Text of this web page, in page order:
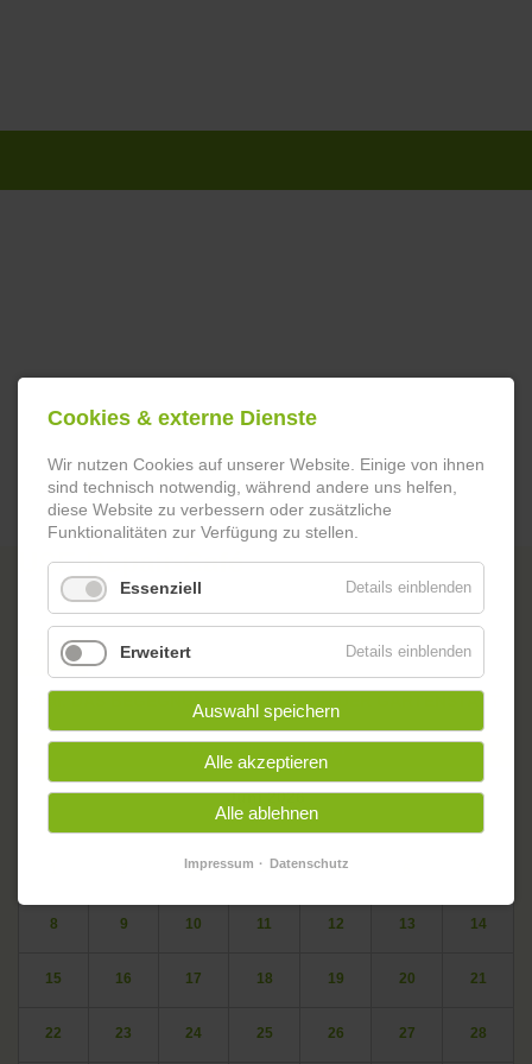
USE-Repair-Café
Zurück
oskar. DAS BEGEGNUNGSZENTRUM IN DER GARTENSTADT
< Juni 2026 >
Mo So
3 4 5
8 9 10 11 12 13 14
15 16 17 18 19 20 21
22 23 24 25 26 27 28
Cookies & externe Dienste
Wir nutzen Cookies auf unserer Website. Einige von ihnen
sind technisch notwendig, während andere uns helfen,
diese Website zu verbessern oder zusätzliche
Funktionalitäten zur Verfügung zu stellen.
Essenziell Details einblenden
Erweitert Details einblenden
Auswahl speichern
Alle akzeptieren
Alle ablehnen
Impressum Datenschutz